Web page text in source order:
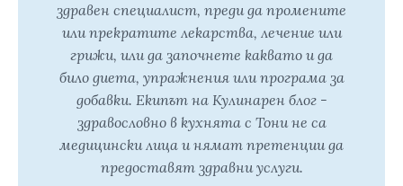
здравен специалист, преди да промените
или прекратите лекарства, лечение или
грижи, или да започнете каквато и да
било диета, упражнения или програма за
добавки. Екипът на Кулинарен блог -
здравословно в кухнята с Тони не са
медицински лица и нямат претенции да
предоставят здравни услуги.